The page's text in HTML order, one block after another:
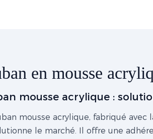
en mousse
mousse acrylique :
mousse acrylique, fabriqué
le marché. Il offre une